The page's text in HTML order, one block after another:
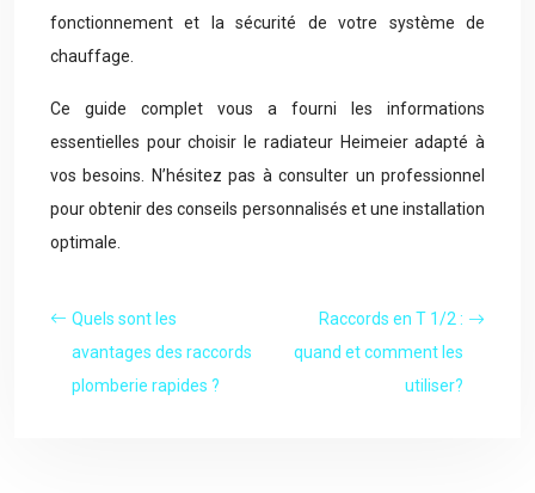
fonctionnement et la sécurité de votre système de
chauffage.
Ce guide complet vous a fourni les informations
essentielles pour choisir le radiateur Heimeier adapté à
vos besoins. N’hésitez pas à consulter un professionnel
pour obtenir des conseils personnalisés et une installation
optimale.
Quels sont les
avantages des raccords
plomberie rapides ?
Raccords en T 1/2 :
quand et comment les
utiliser?